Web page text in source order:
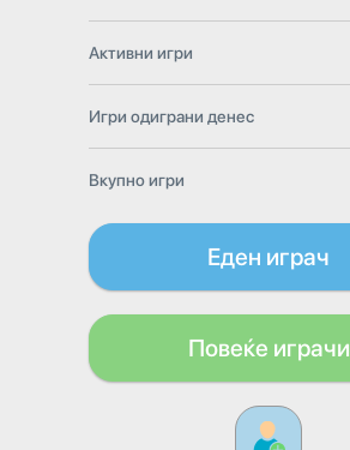
Активни игри
Игри одиграни денес
Вкупно игри
Еден играч
Повеќе играчи